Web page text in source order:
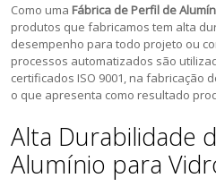
Como uma Fábrica de Perfil de
produtos que fabricamos tem alta
desempenho para todo projeto ou
processos automatizados são
certificados ISO 9001, na fabricação
o que apresenta como resultado
Alta Durabilidade
Alumínio para